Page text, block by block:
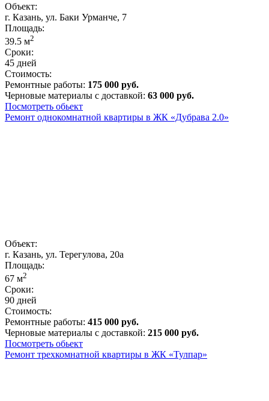
Объект:
г. Казань, ул. Баки Урманче, 7
Площадь:
39.5 м2
Сроки:
45 дней
Стоимость:
Ремонтные работы: 175 000 руб.
Черновые материалы с доставкой: 63 000 руб.
Посмотреть обьект
Ремонт однокомнатной квартиры в ЖК «Дубрава 2.0»
Объект:
г. Казань, ул. Терегулова, 20а
Площадь:
67 м2
Сроки:
90 дней
Стоимость:
Ремонтные работы: 415 000 руб.
Черновые материалы с доставкой: 215 000 руб.
Посмотреть обьект
Ремонт трехкомнатной квартиры в ЖК «Тулпар»